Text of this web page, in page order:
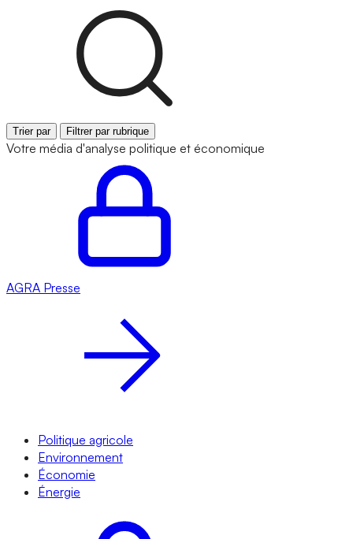
Trier par Filtrer par rubrique
Votre média d'analyse politique et économique
AGRA Presse
Politique agricole
Environnement
Économie
Énergie